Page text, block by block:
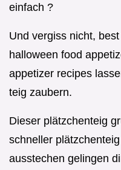
einfach ?
Und vergiss nicht,
halloween food
appetizer recipes
teig zaubern.
Dieser plätzchenteig
schneller
ausstechen gelingen